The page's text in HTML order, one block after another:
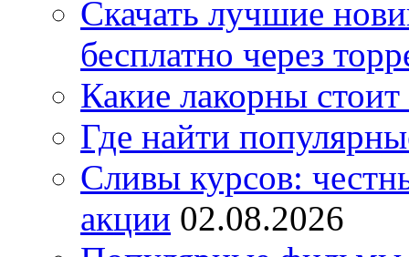
Скачать лучшие
бесплатно через
Какие лакорны стоит
Где найти
Сливы курсов:
акции 02.08.2026